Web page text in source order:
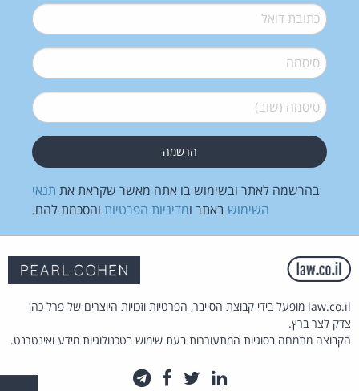
דואל*
סיסמה*
סיסמה (שוב)*
בהרשמה לאתר ובשימוש בו אתה מאשר שקראת את תנאי
השימוש באתר ומדיניות הפרטיות והסכמת להם.
law.co.il מופעל בידי קבוצת הסייבר, הפרטיות וזכויות היוצרים של פרל כהן
צדק לצר ברץ.
הקבוצה מתמחה בסוגיות המתעוררות בעת שימוש בטכנולוגיות מידע ואינטרנט.
לינקדאין
טוויטרפייסבוק